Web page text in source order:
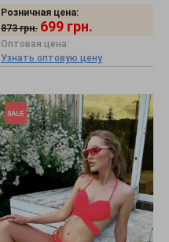
Розничная цена:
873 грн. 699 грн.
Оптовая цена:
Узнать оптовую цену